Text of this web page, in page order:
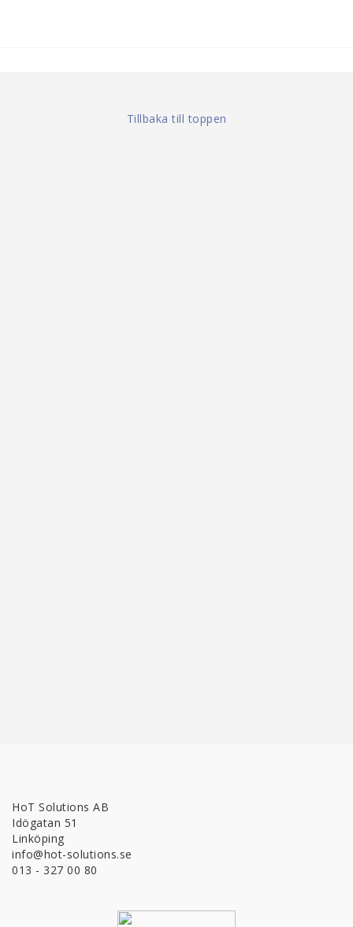
Tillbaka till toppen
HoT Solutions AB
Idögatan 51
Linköping
info@hot-solutions.se
013 - 327 00 80